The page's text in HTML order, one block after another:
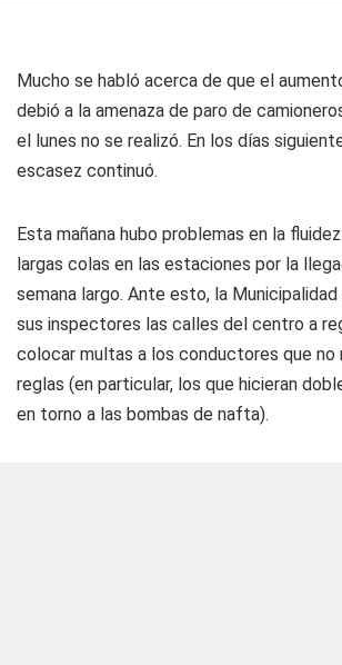
Mucho se habló acerca de que el
debió a la amenaza de paro de
el lunes no se realizó. En los días
escasez continuó.
Esta mañana hubo problemas en la
largas colas en las estaciones por la
semana largo. Ante esto, la
sus inspectores las calles del centro a
colocar multas a los conductores que no
reglas (en particular, los que hicieran
en torno a las bombas de nafta).